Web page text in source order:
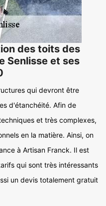
des toits des
Senlisse et ses
qui devront être
d'étanchéité. Afin de
et très complexes,
en la matière. Ainsi, on
à Artisan Franck. Il est
qui sont très intéressants
un devis totalement gratuit